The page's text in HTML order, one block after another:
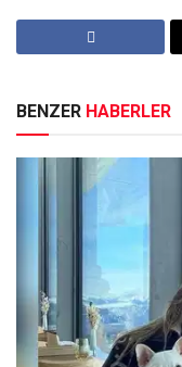
BENZER HABERLER